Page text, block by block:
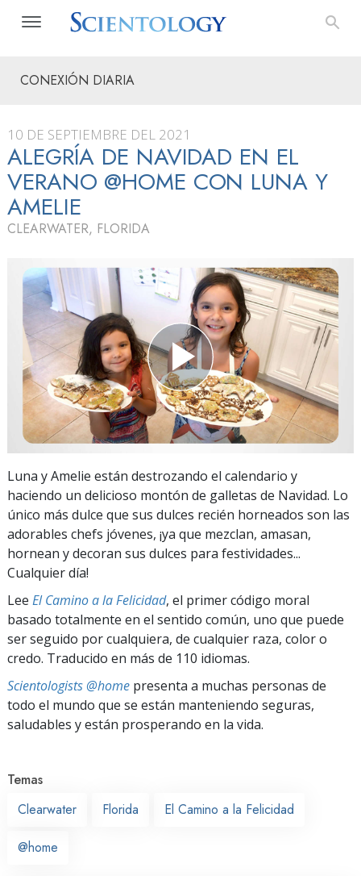
CONEXIÓN DIARIA
10 DE SEPTIEMBRE DEL 2021
ALEGRÍA DE NAVIDAD EN EL
VERANO @HOME CON LUNA Y
AMELIE
CLEARWATER, FLORIDA
Luna y Amelie están destrozando el calendario y
haciendo un delicioso montón de galletas de Navidad. Lo
único más dulce que sus dulces recién horneados son las
adorables chefs jóvenes, ¡ya que mezclan, amasan,
hornean y decoran sus dulces para festividades...
Cualquier día!
Lee El Camino a la Felicidad, el primer código moral
basado totalmente en el sentido común, uno que puede
ser seguido por cualquiera, de cualquier raza, color o
credo. Traducido en más de 110 idiomas.
Scientologists @home presenta a muchas personas de
todo el mundo que se están manteniendo seguras,
saludables y están prosperando en la vida.
Temas
Clearwater
Florida El Camino a la Felicidad
@home